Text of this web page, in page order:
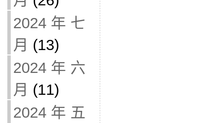
2024 年 七
月 (13)
2024 年 六
月 (11)
2024 年 五